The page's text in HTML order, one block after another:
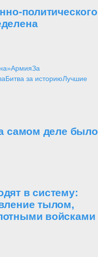
политического
АрмияЗа
Битва за историюЛучшие
самом деле было
в систему:
тылом,
войсками